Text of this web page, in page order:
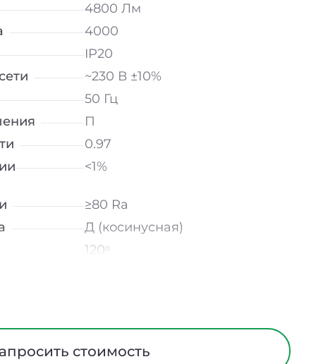
4800 Лм
4000
IP20
~230 В ±10%
50 Гц
П
0.97
<1%
≥80 Ra
Д (косинусная)
120ᵒ
стоимость